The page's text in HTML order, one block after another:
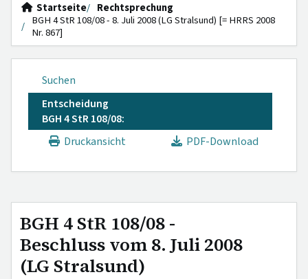
Startseite
Rechtsprechung
BGH 4 StR 108/08 - 8. Juli 2008 (LG Stralsund) [= HRRS 2008
Nr. 867]
Suchen
Entscheidung
BGH 4 StR 108/08:
Druckansicht
PDF-Download
BGH 4 StR 108/08 -
Beschluss vom 8. Juli 2008
(LG Stralsund)